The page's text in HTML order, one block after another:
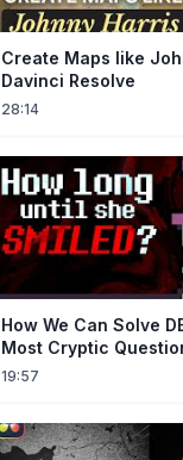
Create Maps like
Davinci Resolve
28:14
How We Can Solve
Most Cryptic
19:57